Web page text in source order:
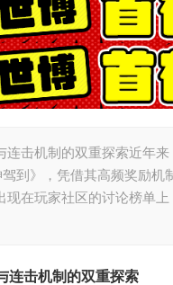
连击机制的双重探索近年
到》，凭借其高频奖励机
在玩家社区的讨论榜单
连击机制的双重探索